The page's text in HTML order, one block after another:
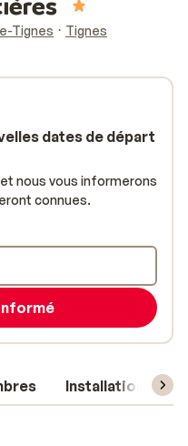
Tignes
Tignes
Installations
dates de départ
nous vous informerons
connues.